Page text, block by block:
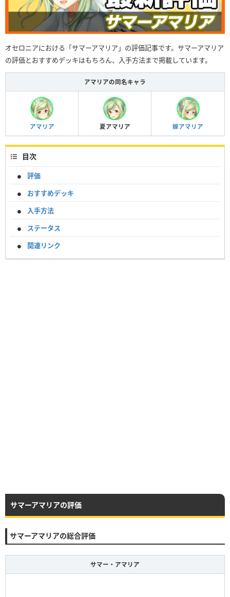
オセロニアにおける「サマーアマリア」の評価記事です。サマーアマリア
の評価とおすすめデッキはもちろん、入手方法まで掲載しています。
アマリアの同名キャラ
アマリア 夏アマリア 嫁アマリア
目次
評価
おすすめデッキ
入手方法
ステータス
関連リンク
サマーアマリアの評価
サマーアマリアの総合評価
サマー・アマリア